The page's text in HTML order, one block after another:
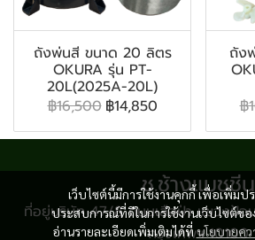
ถังพ่นสี ขนาด 20 ลิตร
OKURA รุ่น PT-
20L(2025A-20L)
฿16,500 ฿14,850
ถัง
฿
เว็บไซต์นี้มีการใช้งานคุกกี้ เพื่อเพิ่ม
ประสบการณ์ที่ดีในการใช้งานเว็บไซต์ข
อ่านรายละเอียดเพิ่มเติมได้ที่นโยบายค
ช.ช้างแมชชีน
ที่อยู่บริษัท 47/8 ถนนเสือป่า แขวงป้อ
กรุงเทพฯ 10100